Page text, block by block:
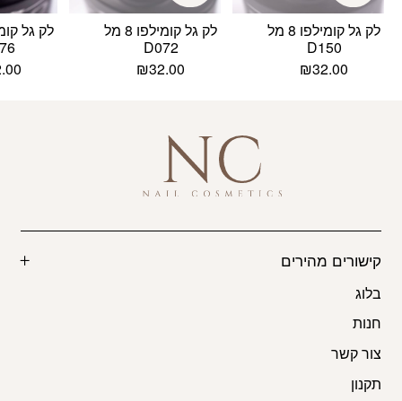
לק גל קומילפו 8 מל
D150
₪32.00
לק גל קומילפו 8 מל
D072
₪32.00
קישורים מהירים
בלוג
חנות
צור קשר
תקנון